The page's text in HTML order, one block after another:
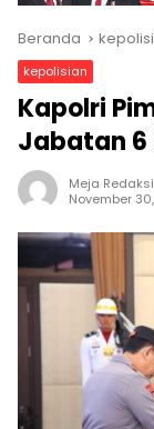
Beranda
kepolisian
Kapolri
Jabatan 6
Meja Redaksi
November